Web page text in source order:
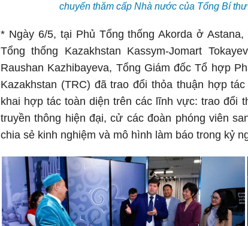
chuyến thăm cấp Nhà nước của Tổng Bí
* Ngày 6/5, tại Phủ Tổng thống Akorda ở
Tổng thống Kazakhstan Kassym-Jomart
Raushan Kazhibayeva, Tổng Giám đốc Tổ hợp
Kazakhstan (TRC) đã trao đổi thỏa thuận hợp
khai hợp tác toàn diện trên các lĩnh vực: trao đổi
truyền thông hiện đại, cử các đoàn phóng viên
chia sẻ kinh nghiệm và mô hình làm báo trong kỷ